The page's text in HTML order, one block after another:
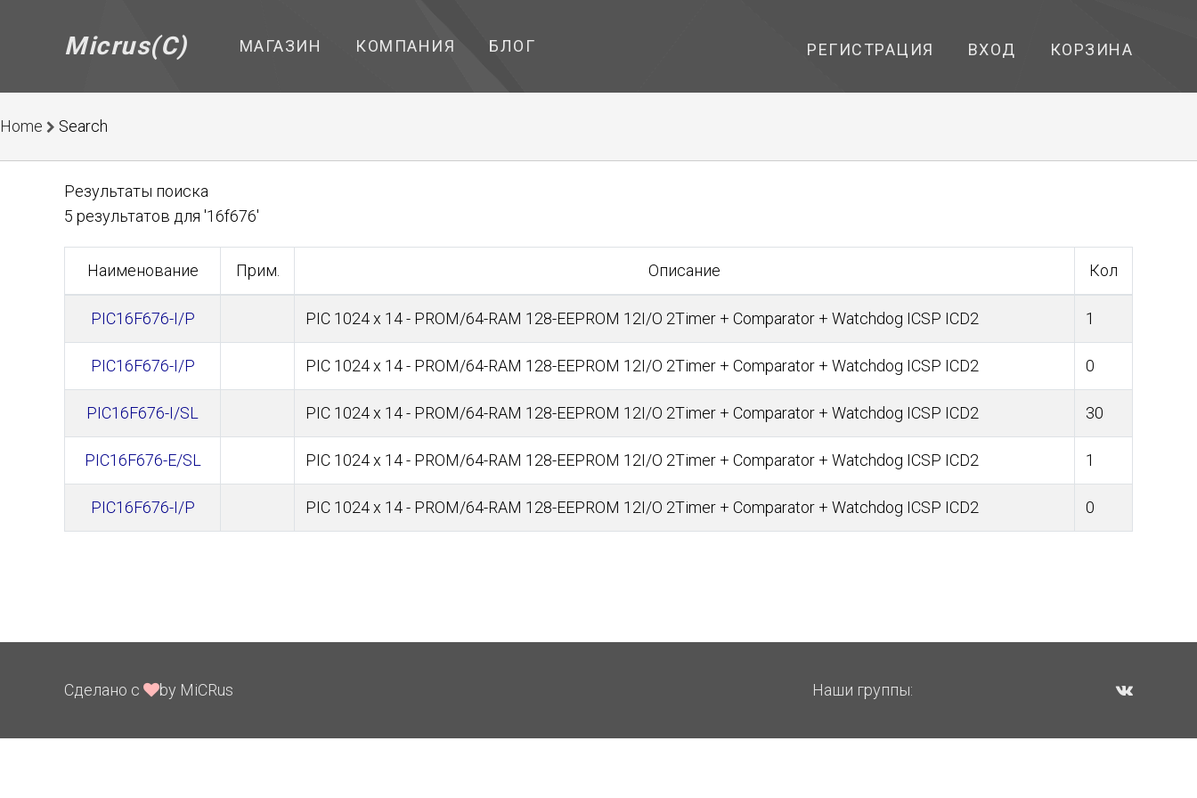
Micrus(C) МАГАЗИН КОМПАНИЯ БЛОГ РЕГИСТРАЦИЯ ВХОД КОРЗИНА
Home Search
Результаты поиска
5 результатов для '16f676'
Наименование Прим. Описание Кол
PIC16F676-I/P PIC 1024 x 14 - PROM/64-RAM 128-EEPROM 12I/O 2Timer + Comparator + Watchdog ICSP ICD2 1
PIC16F676-I/P PIC 1024 x 14 - PROM/64-RAM 128-EEPROM 12I/O 2Timer + Comparator + Watchdog ICSP ICD2 0
PIC16F676-I/SL PIC 1024 x 14 - PROM/64-RAM 128-EEPROM 12I/O 2Timer + Comparator + Watchdog ICSP ICD2 30
PIC16F676-E/SL PIC 1024 x 14 - PROM/64-RAM 128-EEPROM 12I/O 2Timer + Comparator + Watchdog ICSP ICD2 1
PIC16F676-I/P PIC 1024 x 14 - PROM/64-RAM 128-EEPROM 12I/O 2Timer + Comparator + Watchdog ICSP ICD2 0
Сделано с by MiCRus Наши группы: